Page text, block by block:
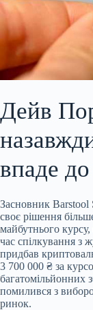
Дейв
впаде
Засновник Barstool
своє рішення
майбутнього
час спілкування з
придбав
3 700 000 ₴ за
багатомільйонних
помилився з
ринок.